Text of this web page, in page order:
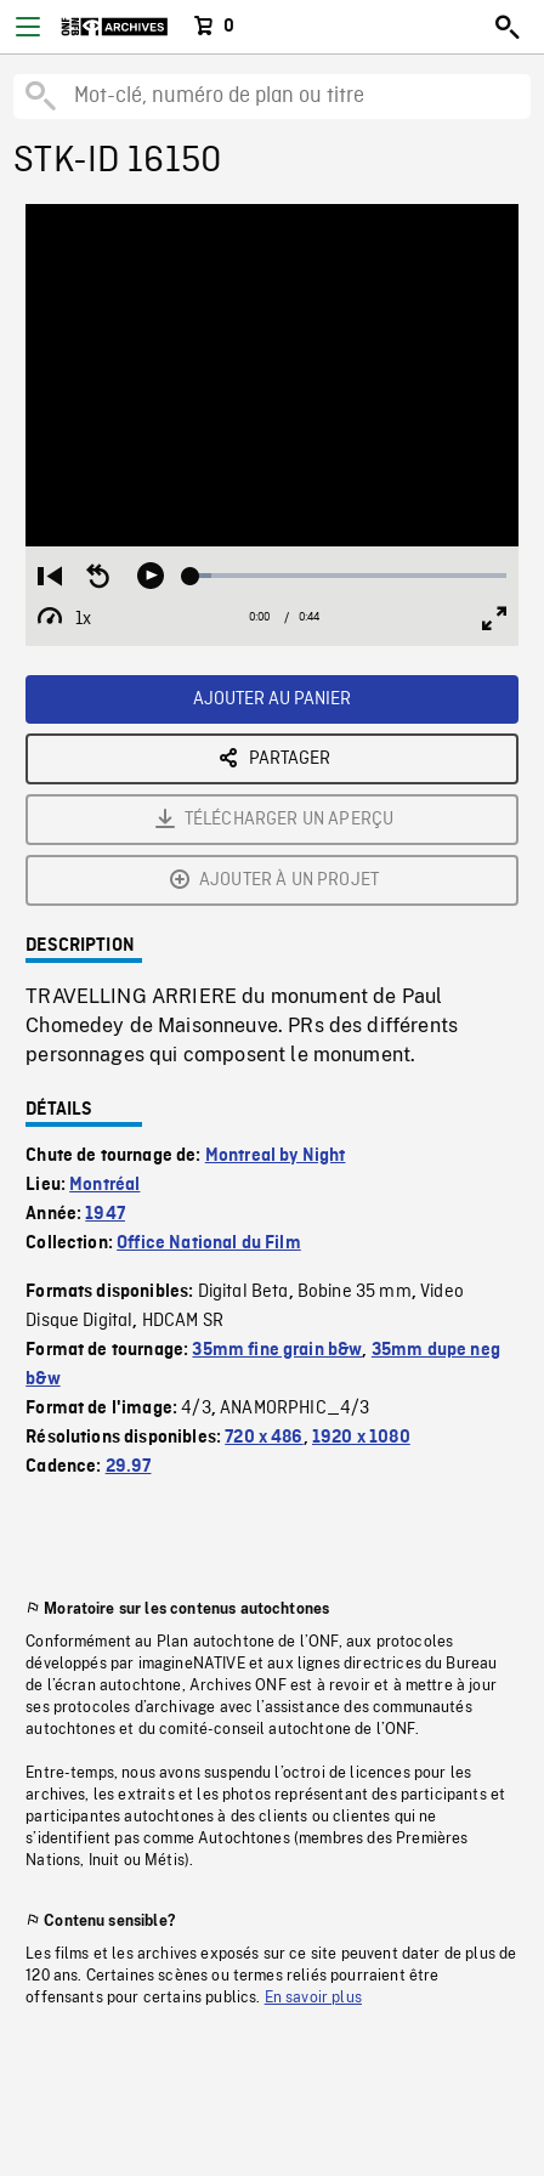
0
STK-ID 16150
Restart
from
beginning
Seek
Play Loaded:
1x
Playback
Current
0:00 / Duration
0:44
AJOUTER AU PANIER
PARTAGER
TÉLÉCHARGER UN APERÇU
AJOUTER À UN PROJET
DESCRIPTION
TRAVELLING ARRIERE du monument de Paul
Chomedey de Maisonneuve. PRs des différents
personnages qui composent le monument.
DÉTAILS
Chute de tournage de: Montreal by Night
Lieu: Montréal
Année:1947
Collection:Office National du Film
Formats disponibles: Digital Beta, Bobine 35 mm,Video
Disque Digital, HDCAM SR
Format de tournage:35mm fine grain b&w, 35mm dupe neg
b&w
Format de l'image:4/3,ANAMORPHIC_4/3
Résolutions disponibles:720 x 486, 1920 x 1080
Cadence: 29.97
Moratoire sur les contenus autochtones
Conformément au Plan autochtone de l’ONF, aux protocoles
développés par imagineNATIVE et aux lignes directrices du Bureau
de l’écran autochtone, Archives ONF est à revoir et à mettre à jour
ses protocoles d’archivage avec l’assistance des communautés
autochtones et du comité-conseil autochtone de l’ONF.
Entre-temps, nous avons suspendu l’octroi de licences pour les
archives, les extraits et les photos représentant des participants et
participantes autochtones à des clients ou clientes qui ne
s’identifient pas comme Autochtones (membres des Premières
Nations, Inuit ou Métis).
Contenu sensible?
Les films et les archives exposés sur ce site peuvent dater de plus de
120 ans. Certaines scènes ou termes reliés pourraient être
offensants pour certains publics. En savoir plus